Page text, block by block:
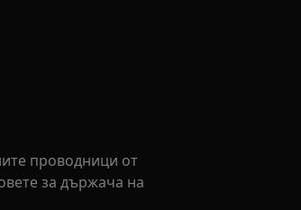
проводници от
за държача на